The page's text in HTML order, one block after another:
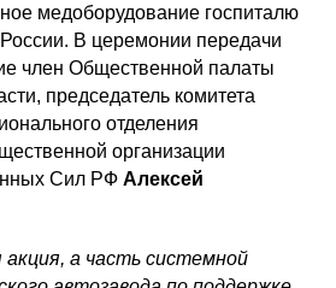
медоборудование госпиталю
В церемонии передачи
член Общественной палаты
председатель комитета
отделения
организации
Сил РФ Алексей
акция, а часть системной